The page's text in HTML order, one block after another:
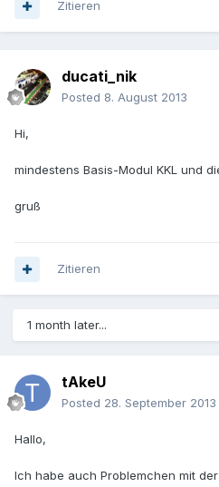
Zitieren
ducati_nik
Posted 8. August 2013
Hi,
mindestens Basis-Modul KKL und
gruß
Zitieren
1 month later...
tAkeU
Posted 28. September 2013
Hallo,
Ich habe auch Problemchen mit